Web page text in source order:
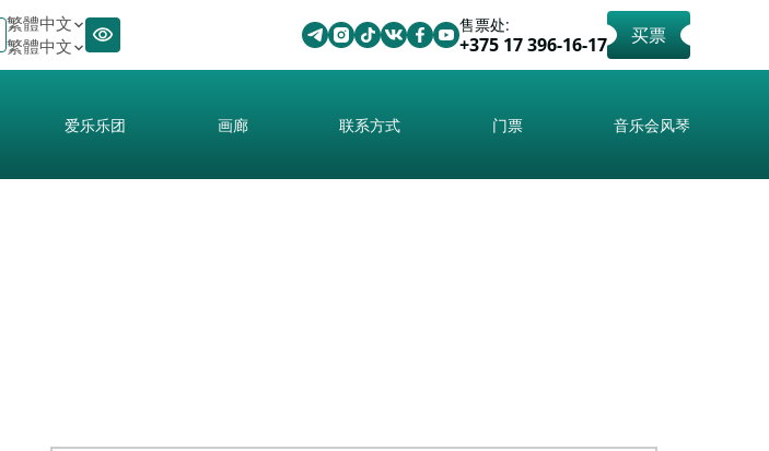
售票处:
+375 17 396-16-17 买票
繁體中文
繁體中文
爱乐乐团 画廊 联系方式 门票 音乐会风琴